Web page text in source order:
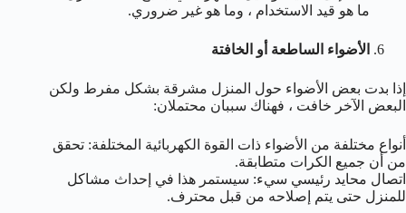
ما هو قيد الاستخدام ، وما هو غير ضروري.
الأضواء الساطعة أو الخافتة
إذا بدت بعض الأضواء حول المنزل مشرقة بشكل مفرط ولكن
البعض الآخر خافت ، فهناك سببان محتملان:
أنواع مختلفة من الأضواء ذات القوة الكهربائية المختلفة: تحقق
من أن جميع الكرات متطابقة.
اتصال محايد رئيسي سيء: سيستمر هذا في إحداث مشاكل
للمنزل حتى يتم إصلاحه من قبل محترف.